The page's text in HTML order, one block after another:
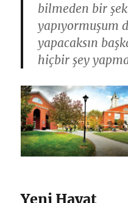
bilmeden bir
yapıyormuşum
yapacaksın
hiçbir şey
Yeni Hayat